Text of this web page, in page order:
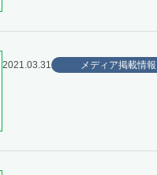
2021.03.31 メディア掲載情報